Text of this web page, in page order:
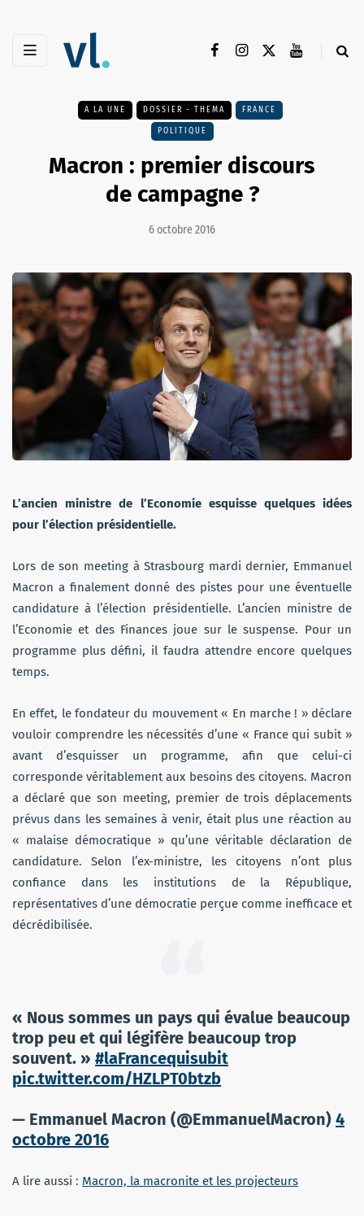
A LA UNE DOSSIER - THEMA FRANCE
POLITIQUE
Macron : premier discours
de campagne ?
6 octobre 2016
L’ancien ministre de l’Economie esquisse quelques idées
pour l’élection présidentielle.
Lors de son meeting à Strasbourg mardi dernier, Emmanuel
Macron a finalement donné des pistes pour une éventuelle
candidature à l’élection présidentielle. L’ancien ministre de
l’Economie et des Finances joue sur le suspense. Pour un
programme plus défini, il faudra attendre encore quelques
temps.
En effet, le fondateur du mouvement « En marche ! » déclare
vouloir comprendre les nécessités d’une « France qui subit »
avant d’esquisser un programme, afin que celui-ci
corresponde véritablement aux besoins des citoyens. Macron
a déclaré que son meeting, premier de trois déplacements
prévus dans les semaines à venir, était plus une réaction au
« malaise démocratique » qu’une véritable déclaration de
candidature. Selon l’ex-ministre, les citoyens n’ont plus
confiance dans les institutions de la République,
représentatives d’une démocratie perçue comme inefficace et
décrédibilisée.
« Nous sommes un pays qui évalue beaucoup
trop peu et qui légifère beaucoup trop
souvent. » #laFrancequisubit
pic.twitter.com/HZLPT0btzb
— Emmanuel Macron (@EmmanuelMacron) 4
octobre 2016
A lire aussi : Macron, la macronite et les projecteurs